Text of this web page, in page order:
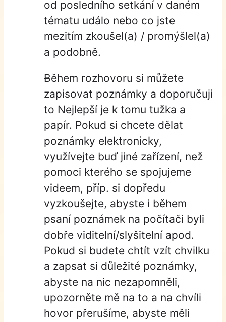
od posledního setkání v daném
tématu událo nebo co jste
mezitím zkoušel(a) / promýšlel(a)
a podobně.
Během rozhovoru si můžete
zapisovat poznámky a doporučuji
to Nejlepší je k tomu tužka a
papír. Pokud si chcete dělat
poznámky elektronicky,
využívejte buď jiné zařízení, než
pomoci kterého se spojujeme
videem, příp. si dopředu
vyzkoušejte, abyste i během
psaní poznámek na počítači byli
dobře viditelní/slyšitelní apod.
Pokud si budete chtít vzít chvilku
a zapsat si důležité poznámky,
abyste na nic nezapomněli,
upozorněte mě na to a na chvíli
hovor přerušíme, abyste měli